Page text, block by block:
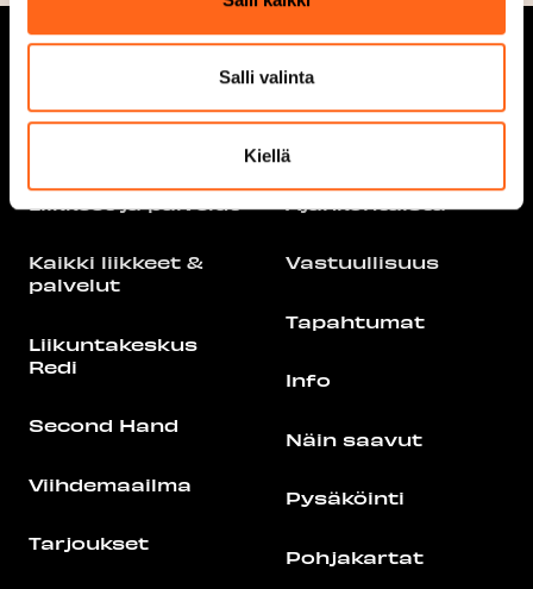
Salli valinta
Kiellä
Liikkeet ja palvelut
Kaikki liikkeet &
palvelut
Liikuntakeskus
Redi
Second Hand
Viihdemaailma
Tarjoukset
Tarjoukset
Ajankohtaista
Vastuullisuus
Tapahtumat
Info
Näin saavut
Pysäköinti
Pohjakartat